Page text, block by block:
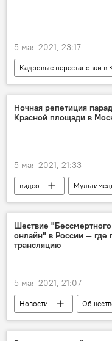
5 мая 2021, 23:17
Кадровые перестановки в
Новости
министр
Ночная репетиция
Красной площади в
5 мая 2021, 21:33
видео
репетиция
парад
Шествие
онлайн" в России — где
трансляцию
5 мая 2021, 21:07
Новости
В мире
шествие